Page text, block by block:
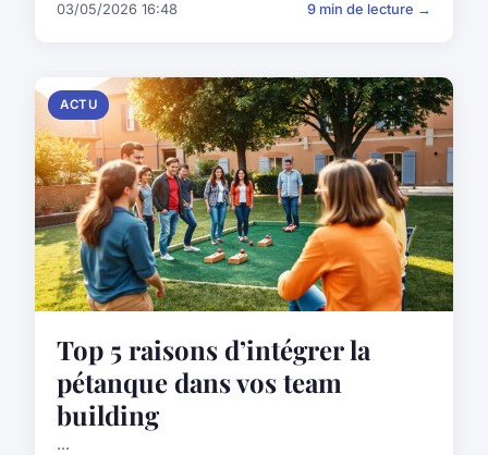
03/05/2026 16:48 9 min de lecture →
ACTU
Top 5 raisons d’intégrer la
pétanque dans vos team
building
...